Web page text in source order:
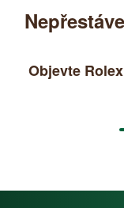
Objevte Rolex